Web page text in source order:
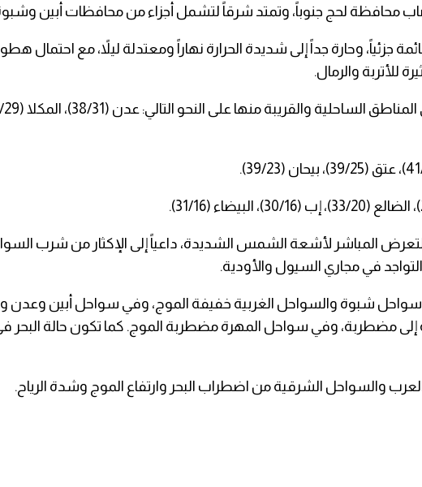
محافظة لحج جنوباً، وتمتد شرقاً لتشمل أجزاء من محافظات أبين
وحارة جداً إلى شديدة الحرارة نهاراً ومعتدلة ليلاً، مع احتمال
للأتربة والرمال.
المباشر لأشعة الشمس الشديدة، داعياً إلى الإكثار من شرب
في مجاري السيول والأودية.
في سواحل شبوة والسواحل الغربية خفيفة الموج، وفي سواحل أبين
وفي سواحل المهرة مضطربة الموج. كما تكون حالة البحر في
والسواحل الشرقية من اضطراب البحر وارتفاع الموج وشدة الرياح.